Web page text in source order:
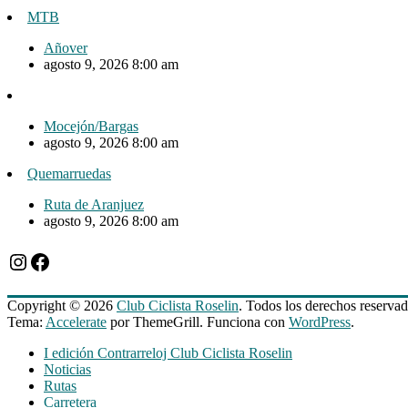
MTB
Añover
agosto 9, 2026 8:00 am
Mocejón/Bargas
agosto 9, 2026 8:00 am
Quemarruedas
Ruta de Aranjuez
agosto 9, 2026 8:00 am
Instagram
Facebook
Copyright © 2026 Club Ciclista Roselin. Todos los derechos
Tema: Accelerate por ThemeGrill. Funciona con WordPress.
I edición Contrarreloj Club Ciclista Roselin
Noticias
Rutas
Carretera